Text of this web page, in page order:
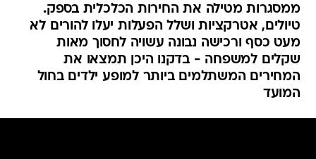
ממסגרות מטילה את החירות הכלכלית בספק.
טיולים, אטרקציות ושלל הפעלות יעלו להורים לא
מעט כסף ורכישה נבונה עשויה לחסוך מאות
שקלים למשפחה - בדקנו היכן תמצאו את
המחירים המשתלמים ביותר למופע ילדים בחול
המועד